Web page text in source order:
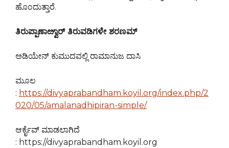
ಹೊಂದುತ್ತಾರೆ.
ತಿರುಪ್ಪಾಣಾೞ್ವಾರ್ ತಿರುವಡಿಗಳೇ ಶರಣಮ್
ಅಡಿಯೇನ್ ಕುಮುದವಲ್ಲಿ ರಾಮಾನುಜ ದಾಸಿ
ಮೂಲ
: https://divyaprabandham.koyil.org/index.php/2
020/05/amalanadhipiran-simple/
ಆರ್ಕೈವ್ ಮಾಡಲಾಗಿದೆ
: https://divyaprabandham.koyil.org